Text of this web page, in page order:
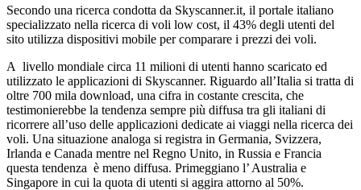
Secondo una ricerca condotta da Skyscanner.it, il portale italiano
specializzato nella ricerca di voli low cost, il 43% degli utenti del
sito utilizza dispositivi mobile per comparare i prezzi dei voli.
A livello mondiale circa 11 milioni di utenti hanno scaricato ed
utilizzato le applicazioni di Skyscanner. Riguardo all’Italia si tratta di
oltre 700 mila download, una cifra in costante crescita, che
testimonierebbe la tendenza sempre più diffusa tra gli italiani di
ricorrere all’uso delle applicazioni dedicate ai viaggi nella ricerca dei
voli. Una situazione analoga si registra in Germania, Svizzera,
Irlanda e Canada mentre nel Regno Unito, in Russia e Francia
questa tendenza è meno diffusa. Primeggiano l’ Australia e
Singapore in cui la quota di utenti si aggira attorno al 50%.